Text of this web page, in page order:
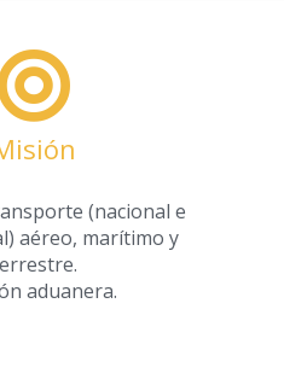
(nacional e
aéreo, marítimo y
aduanera.